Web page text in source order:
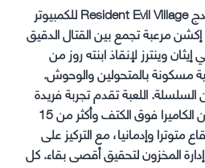
تحميل لعبة ريزدنت إيفل فيلدج Resident Evil Village للكمبيوتر
مرعبة تجمع بين القتال الدقيق
وينترز لإنقاذ ابنته روز من
مسكونة بالمتحولين والوحوش.
اللعبة تقدم تجربة فريدة
تركز على نظام القتال المحسن الكاميرا فوق الكتف وأكثر من 15
متوترا وإدمانيا، مع التركيز على
المخزون لتحقيق أقصى بقاء. كل